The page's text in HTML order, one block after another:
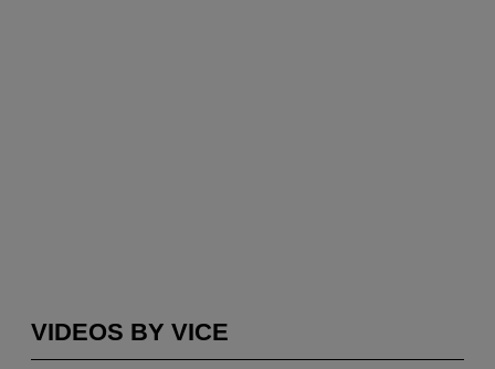
VIDEOS BY VICE